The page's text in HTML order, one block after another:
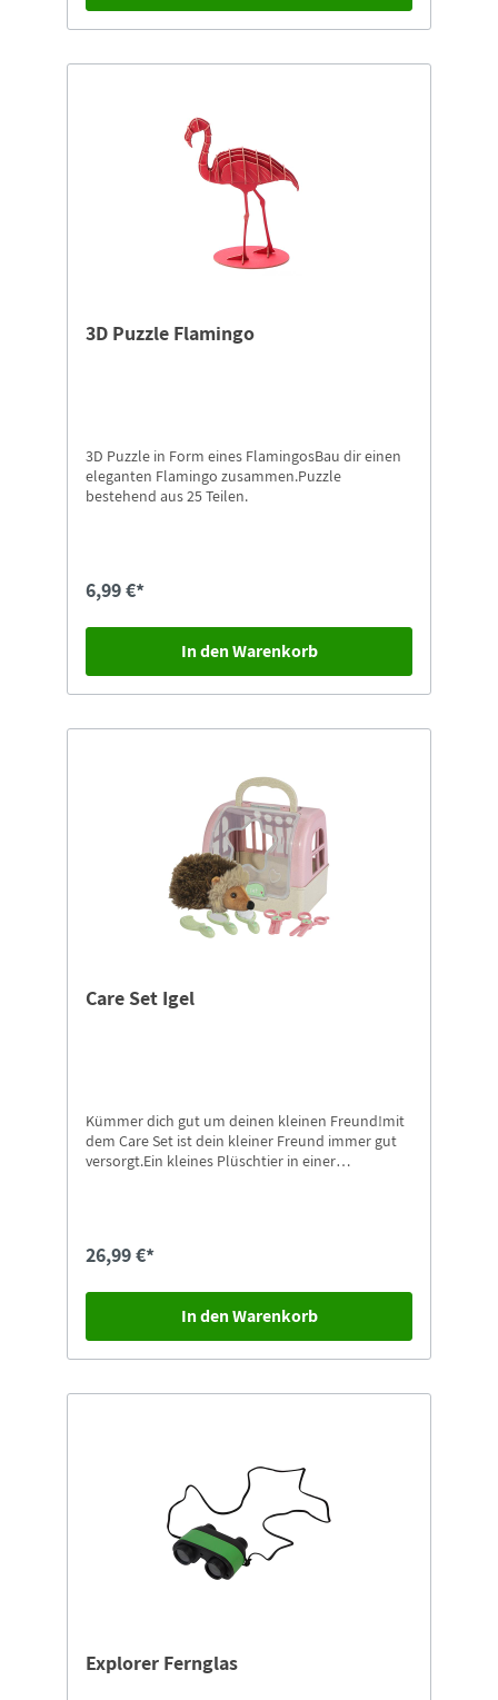
3D Puzzle Flamingo
3D Puzzle in Form eines FlamingosBau dir einen
eleganten Flamingo zusammen.Puzzle
bestehend aus 25 Teilen.
6,99 €*
In den Warenkorb
Care Set Igel
Kümmer dich gut um deinen kleinen Freund!mit
dem Care Set ist dein kleiner Freund immer gut
versorgt.Ein kleines Plüschtier in einer
26,99 €*
In den Warenkorb
Explorer Fernglas